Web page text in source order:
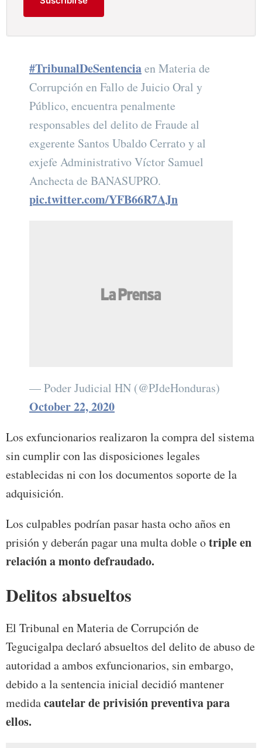
#TribunalDeSentenciaen Materia de
Corrupción en Fallo de Juicio Oral y
Público, encuentra penalmente
responsables del delito de Fraude al
exgerente Santos Ubaldo Cerrato y al
exjefe Administrativo Víctor Samuel
Anchecta de BANASUPRO.
pic.twitter.com/YFB66R7AJn
— Poder Judicial HN (@PJdeHonduras)
October 22, 2020
Los exfuncionarios realizaron la compra del sistema
sin cumplir con las disposiciones legales
establecidas ni con los documentos soporte de la
adquisición.
Los culpables podrían pasar hasta ocho años en
prisión y deberán pagar una multa doble otriple en
relación a monto defraudado.
Delitos absueltos
El Tribunal en Materia de Corrupción de
Tegucigalpa declaró absueltos del delito de abuso de
autoridad a ambos exfuncionarios, sin embargo,
debido a la sentencia inicial decidió mantener
medidacautelar de privisión preventiva para
ellos.